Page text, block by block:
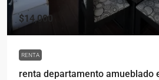
$14,000
RENTA
renta departamento amueblado